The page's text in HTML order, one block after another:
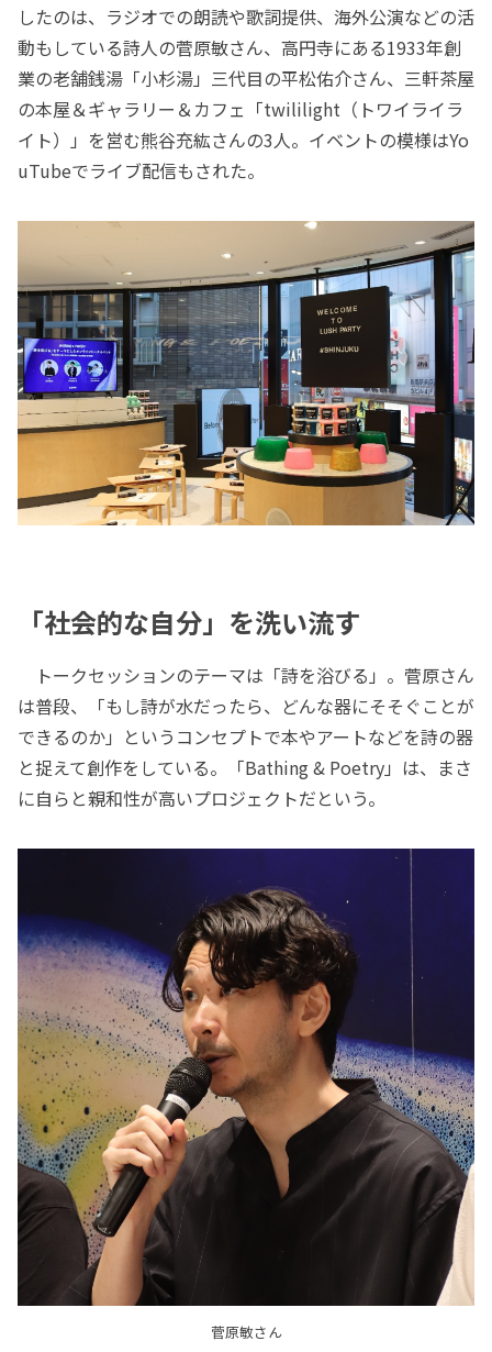
したのは、ラジオでの朗読や歌詞提供、海外公演などの活
動もしている詩人の菅原敏さん、高円寺にある1933年創
業の老舗銭湯「小杉湯」三代目の平松佑介さん、三軒茶屋
の本屋＆ギャラリー＆カフェ「twililight（トワイライラ
イト）」を営む熊谷充紘さんの3人。イベントの模様はYo
uTubeでライブ配信もされた。
「社会的な自分」を洗い流す
トークセッションのテーマは「詩を浴びる」。菅原さん
は普段、「もし詩が水だったら、どんな器にそそぐことが
できるのか」というコンセプトで本やアートなどを詩の器
と捉えて創作をしている。「Bathing & Poetry」は、まさ
に自らと親和性が高いプロジェクトだという。
菅原敏さん